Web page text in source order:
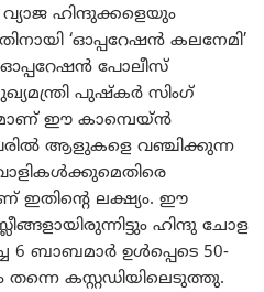
ഹിന്ദുക്കളെയും
‘ഓപ്പറേഷന്‍ കലനേമി’
ഓപ്പറേഷൻ പോലീസ്
പുഷ്കർ സിംഗ്
ഈ കാമ്പെയ്ൻ
ആളുകളെ വഞ്ചിക്കുന്ന
ഇതിന്റെ ലക്ഷ്യം. ഈ
ഹിന്ദു ചോള
6 ബാബമാർ ഉൾപ്പെടെ 50-
തന്നെ കസ്റ്റഡിയിലെടുത്തു.